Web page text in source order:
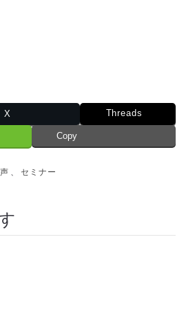
X Threads
Copy
、 セミナー